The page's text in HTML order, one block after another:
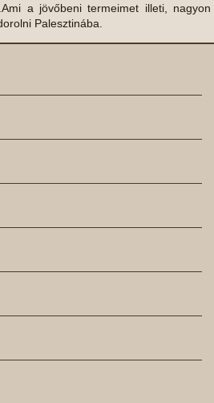
a jövőbeni termeimet illeti, nagyon
Palesztinába.